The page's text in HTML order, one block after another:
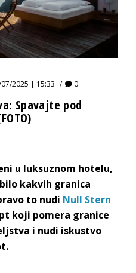
2025 | 15:33 0
Spavajte pod
u luksuznom hotelu,
kakvih granica
to nudi Null Stern
koji pomera granice
i nudi iskustvo